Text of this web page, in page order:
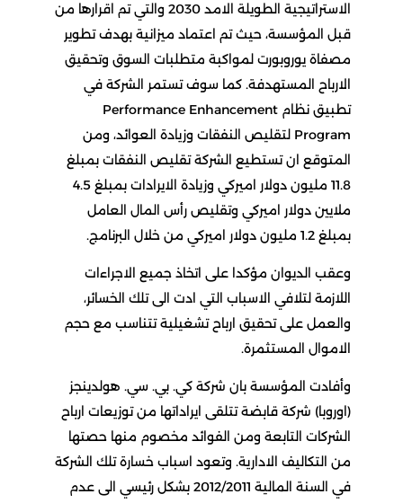
الاستراتيجية الطويلة الامد 2030 والتي تم اقرارها من
قبل المؤسسة، حيث تم اعتماد ميزانية بهدف تطوير
مصفاة يوروبورت لمواكبة متطلبات السوق وتحقيق
الارباح المستهدفة. كما سوف تستمر الشركة في
تطبيق نظام Performance Enhancement
Program لتقليص النفقات وزيادة العوائد، ومن
المتوقع ان تستطيع الشركة تقليص النفقات بمبلغ
11.8 مليون دولار اميركي وزيادة الايرادات بمبلغ 4.5
ملايين دولار اميركي وتقليص رأس المال العامل
بمبلغ 1.2 مليون دولار اميركي من خلال البرنامج.
وعقب الديوان مؤكدا على اتخاذ جميع الاجراءات
اللازمة لتلافي الاسباب التي ادت الى تلك الخسائر،
والعمل على تحقيق ارباح تشغيلية تتناسب مع حجم
الاموال المستثمرة.
وأفادت المؤسسة بان شركة كي. بي. سي. هولدينجز
(اوروبا) شركة قابضة تتلقى ايراداتها من توزيعات ارباح
الشركات التابعة ومن الفوائد مخصوم منها حصتها
من التكاليف الادارية. وتعود اسباب خسارة تلك الشركة
في السنة المالية 2012/2011 بشكل رئيسي الى عدم